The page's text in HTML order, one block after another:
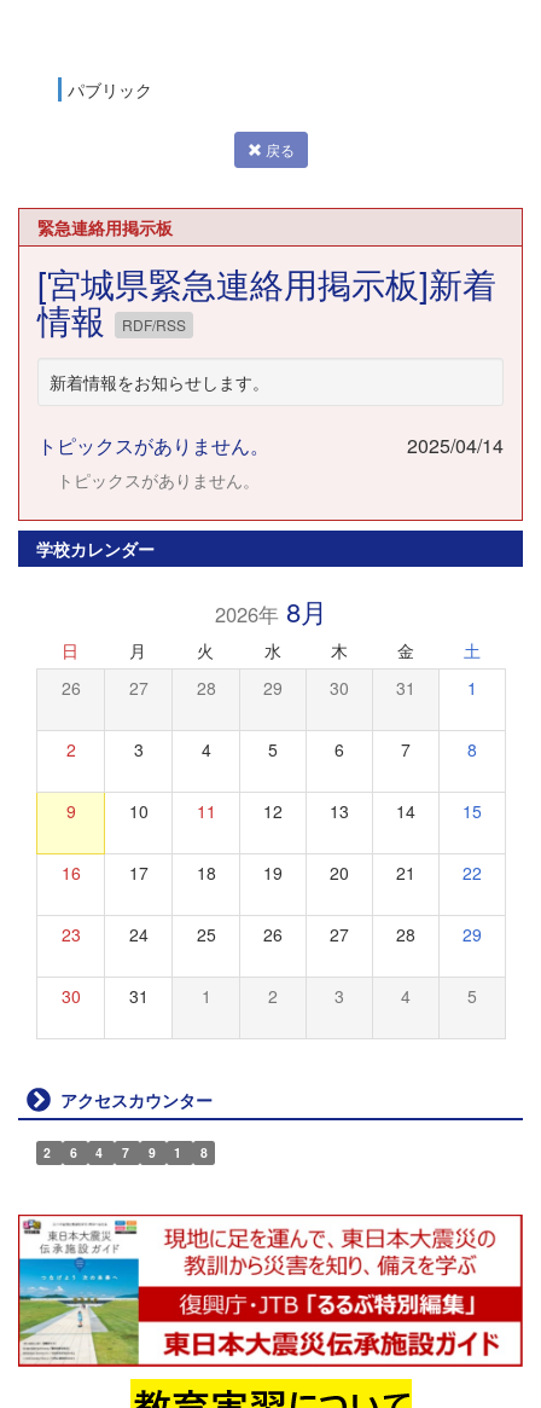
パブリック
戻る
緊急連絡用掲示板
[宮城県緊急連絡用掲示板]新着
情報 RDF/RSS
新着情報をお知らせします。
トピックスがありません。 2025/04/14
トピックスがありません。
学校カレンダー
2026年8月
日 月 火 水 木 金 土
26 27 28 29 30 31 1
2 3 4 5 6 7 8
9 10 11 12 13 14 15
16 17 18 19 20 21 22
23 24 25 26 27 28 29
30 31 1 2 3 4 5
アクセスカウンター
2 6 4 7 9 1 8